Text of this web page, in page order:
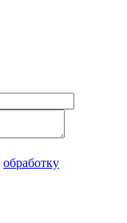
обработку